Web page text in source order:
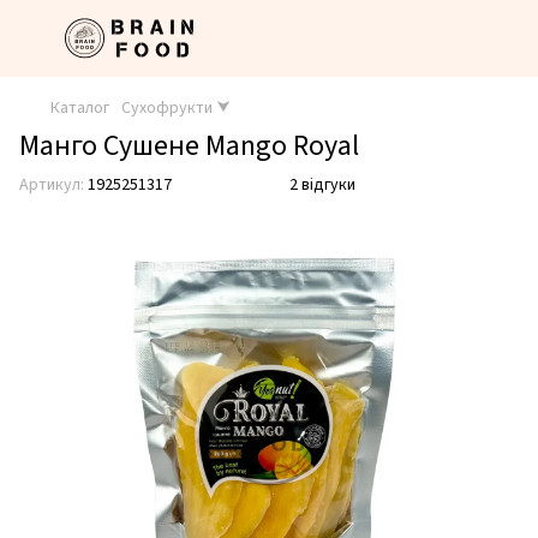
Каталог Сухофрукти ⮟
Манго Сушене Mango Royal
Артикул: 1925251317 2 відгуки